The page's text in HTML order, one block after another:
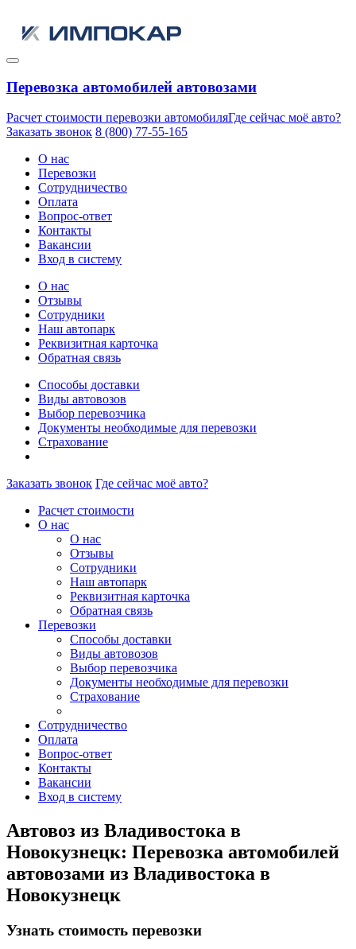
Перевозка автомобилей автовозами
Расчет стоимости перевозки автомобиляГде сейчас моё авто?
Заказать звонок 8 (800) 77-55-165
О нас
Перевозки
Сотрудничество
Оплата
Вопрос-ответ
Контакты
Вакансии
Вход в систему
О нас
Отзывы
Сотрудники
Наш автопарк
Реквизитная карточка
Обратная связь
Способы доставки
Виды автовозов
Выбор перевозчика
Документы необходимые для перевозки
Страхование
Заказать звонок Где сейчас моё авто?
Расчет стоимости
О нас
О нас
Отзывы
Сотрудники
Наш автопарк
Реквизитная карточка
Обратная связь
Перевозки
Способы доставки
Виды автовозов
Выбор перевозчика
Документы необходимые для перевозки
Страхование
Сотрудничество
Оплата
Вопрос-ответ
Контакты
Вакансии
Вход в систему
Автовоз из Владивостока в
Новокузнецк: Перевозка автомобилей
автовозами из Владивостока в
Новокузнецк
Узнать стоимость перевозки